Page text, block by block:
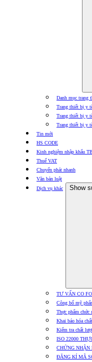
Danh mục trang
Trang thiết bị y
Trang thiết bị y
Trang thiết bị y
Tin mới
HS CODE
Kinh nghiệm nhập khẩu
Thuế VAT
Chuyển phát nhanh
Văn bản luật
Dịch vụ khác
Show
TƯ VẤN CO
Công bố mỹ
Thực phẩm chức
Khai báo hóa chất
Kiểm tra chất
ISO 22000
CHỨNG NHẬN
ĐĂNG KÍ MÃ